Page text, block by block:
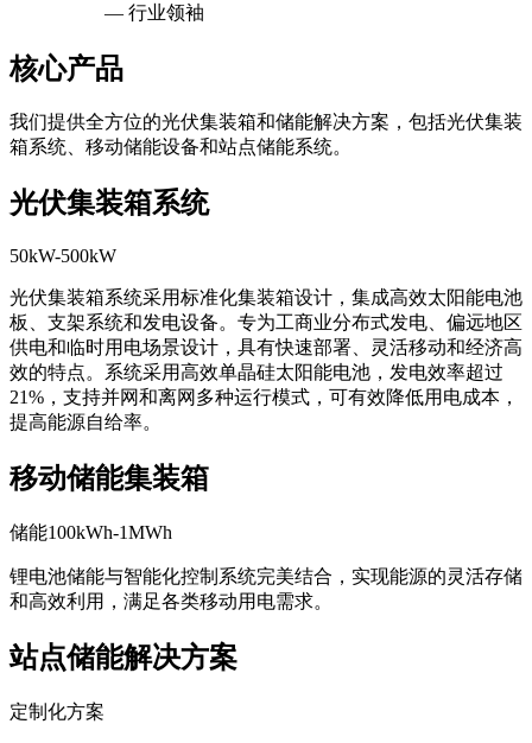
— 行业领袖
核心产品
我们提供全方位的光伏集装箱和储能解决方案，包括光伏集装
箱系统、移动储能设备和站点储能系统。
光伏集装箱系统
50kW-500kW
光伏集装箱系统采用标准化集装箱设计，集成高效太阳能电池
板、支架系统和发电设备。专为工商业分布式发电、偏远地区
供电和临时用电场景设计，具有快速部署、灵活移动和经济高
效的特点。系统采用高效单晶硅太阳能电池，发电效率超过
21%，支持并网和离网多种运行模式，可有效降低用电成本，
提高能源自给率。
移动储能集装箱
储能100kWh-1MWh
锂电池储能与智能化控制系统完美结合，实现能源的灵活存储
和高效利用，满足各类移动用电需求。
站点储能解决方案
定制化方案